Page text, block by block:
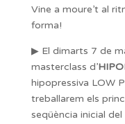
Vine a moure’t al
forma!
▶ El dimarts 7 de
masterclass d’
hipopressiva LOW
treballarem els
seqüència inicial del